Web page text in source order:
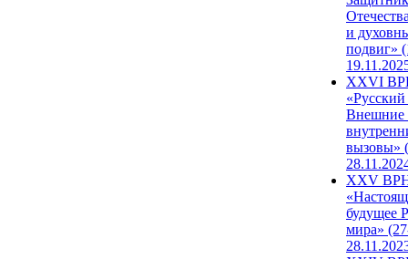
и
подвиг»
XXVI
Внешние
вызовы»
XXV
будущее
мира»